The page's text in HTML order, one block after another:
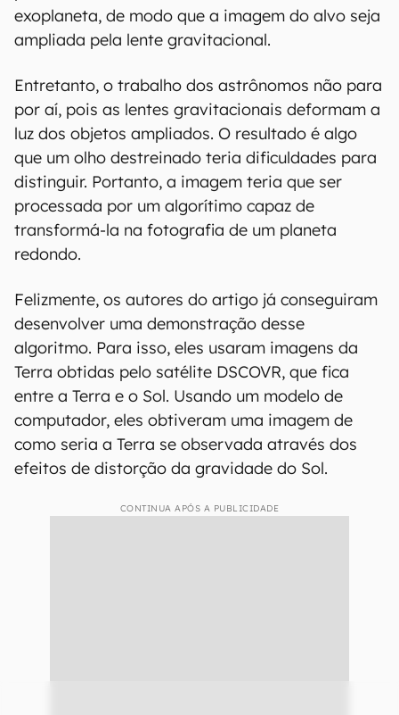
exoplaneta, de modo que a imagem do alvo seja
ampliada pela lente gravitacional.
Entretanto, o trabalho dos astrônomos não para
por aí, pois as lentes gravitacionais deformam a
luz dos objetos ampliados. O resultado é algo
que um olho destreinado teria dificuldades para
distinguir. Portanto, a imagem teria que ser
processada por um algorítimo capaz de
transformá-la na fotografia de um planeta
redondo.
Felizmente, os autores do artigo já conseguiram
desenvolver uma demonstração desse
algoritmo. Para isso, eles usaram imagens da
Terra obtidas pelo satélite DSCOVR, que fica
entre a Terra e o Sol. Usando um modelo de
computador, eles obtiveram uma imagem de
como seria a Terra se observada através dos
efeitos de distorção da gravidade do Sol.
CONTINUA APÓS A PUBLICIDADE